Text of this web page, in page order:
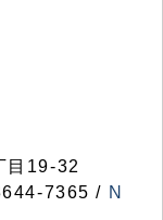
目19-32
7365 / N